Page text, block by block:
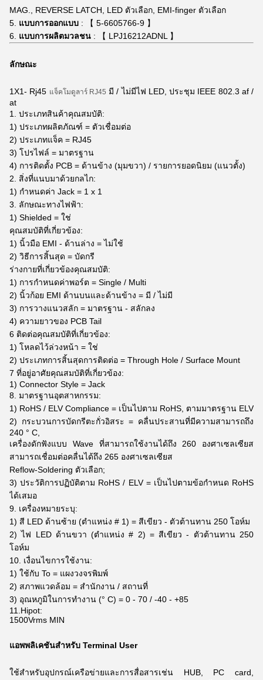
MAG., REVERSE LATCH, LED ตัวเลือก, EMI-finger ตัวเลือก
5. แบบการออกแบบ : 【 5-6605766-9 】
6. แบบการผลิตมวลชน : 【 LPJ16212ADNL 】
ลักษณะ
1X1- Rj45 แจ็คโมดูลาร์ RJ45 มี / ไม่มีไฟ LED, ประชุม IEEE 802.3 af /
at
1. ประเภทสินค้าคุณสมบัติ:
1) ประเภทผลิตภัณฑ์ = ตัวเชื่อมต่อ
2) ประเภทแจ็ค = RJ45
3) โปรไฟล์ = มาตรฐาน
4) การติดตั้ง PCB = ด้านข้าง (มุมขวา) / รายการยอดนิยม (แนวตั้ง)
2. สิ่งที่แนบมาด้วยกลไก:
1) กำหนดค่า Jack = 1 x 1
3. ลักษณะทางไฟฟ้า:
1) Shielded = ใช่
คุณสมบัติที่เกี่ยวข้อง:
1) นิ้วมือ EMI - ด้านล่าง = ไม่ใช้
2) วิธีการสิ้นสุด = บัดกรี
ร่างกายที่เกี่ยวข้องคุณสมบัติ:
1) การกำหนดค่าพอร์ต = Single / Multi
2) นิ้วก้อย EMI ด้านบนและด้านข้าง = มี / ไม่มี
3) การวางแนวสลัก = มาตรฐาน - สลักลง
4) ความยาวของ PCB Tail
6 ติดต่อคุณสมบัติที่เกี่ยวข้อง:
1) โหลดไว้ล่วงหน้า = ใช่
2) ประเภทการสิ้นสุดการติดต่อ = Through Hole / Surface Mount
7 ที่อยู่อาศัยคุณสมบัติที่เกี่ยวข้อง:
1) Connector Style = Jack
8. มาตรฐานอุตสาหกรรม:
1) RoHS / ELV Compliance = เป็นไปตาม RoHS, ตามมาตรฐาน ELV
2) กระบวนการบัดกรีตะกั่วอิสระ = คลื่นประสานที่มีความสามารถถึง
240 ° C,
เครื่องดักฟังแบบ Wave ที่สามารถใช้งานได้ถึง 260 องศาเซลเซียส
สามารถเชื่อมต่อคลื่นได้ถึง 265 องศาเซลเซียส
Reflow-Soldering ตัวเลือก;
3) ประวัติการปฏิบัติตาม RoHS / ELV = เป็นไปตามข้อกำหนด RoHS
ได้เสมอ
9. เครื่องหมายระบุ:
1) สี LED ด้านซ้าย (ตำแหน่ง # 1) = สีเขียว - ตัวต้านทาน 250 โอห์ม
2) ไฟ LED ด้านขวา (ตำแหน่ง # 2) = สีเขียว - ตัวต้านทาน 250
โอห์ม
10. เงื่อนไขการใช้งาน:
1) ใช้กับ To = แผงวงจรพิมพ์
2) สภาพแวดล้อม = สำนักงาน / สถานที่
3) อุณหภูมิในการทำงาน (° C) = 0 - 70 / -40 - +85
11.Hipot:
1500Vrms MIN
แอพพลิเคชันสำหรับ Terminal User
ใช้สำหรับอุปกรณ์เครือข่ายและการสื่อสารเช่น HUB, PC card,